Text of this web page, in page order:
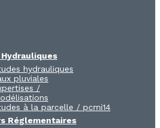
hydrauliques
pluviales
/
à la parcelle / pcmi14​
Réglementaires